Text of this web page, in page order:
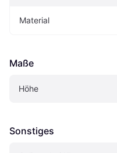
Material
Maße
Höhe
Sonstiges